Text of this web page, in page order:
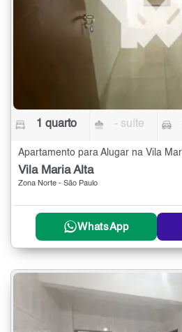
1 quarto - suíte
Vila Maria Alta
Zona Norte - São Paulo
WhatsApp